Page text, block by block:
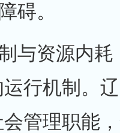
碍。
资源内耗
行机制。
管理职能